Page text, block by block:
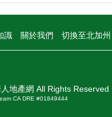
識 關於我們 切換至北加州
地產網 All Rights Reserved
CA DRE #01849444